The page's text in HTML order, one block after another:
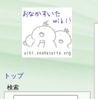
トップ
検索